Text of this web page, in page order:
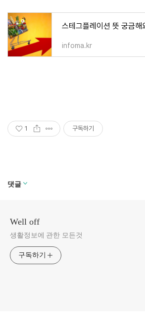
스테그플레이션 뜻 궁금해
infoma.kr
1 구독하기
댓글
Well off
생활정보에 관한 모든것
구독하기